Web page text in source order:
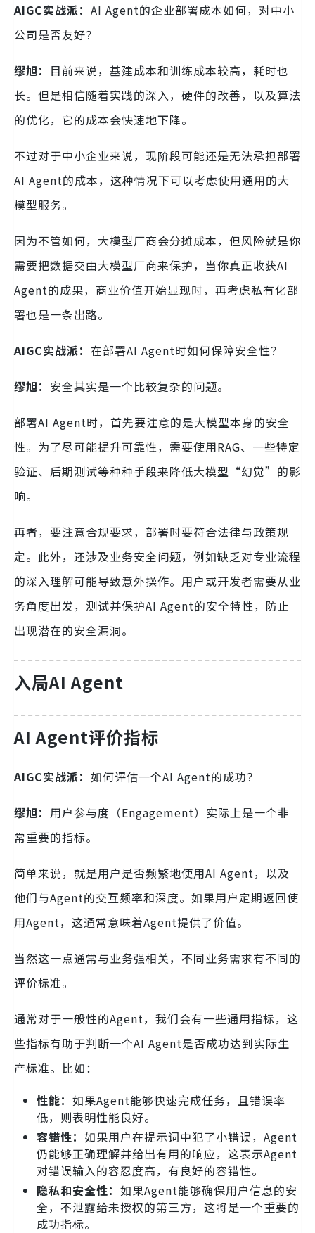
AIGC实战派： AI Agent的企业部署成本如何，对中小
公司是否友好？
缪旭： 目前来说，基建成本和训练成本较高，耗时也
长。但是相信随着实践的深入，硬件的改善，以及算法
的优化，它的成本会快速地下降。
不过对于中小企业来说，现阶段可能还是无法承担部署
AI Agent的成本，这种情况下可以考虑使用通用的大
模型服务。
因为不管如何，大模型厂商会分摊成本，但风险就是你
需要把数据交由大模型厂商来保护，当你真正收获AI
Agent的成果，商业价值开始显现时，再考虑私有化部
署也是一条出路。
AIGC实战派： 在部署AI Agent时如何保障安全性？
缪旭： 安全其实是一个比较复杂的问题。
部署AI Agent时，首先要注意的是大模型本身的安全
性。为了尽可能提升可靠性，需要使用RAG、一些特定
验证、后期测试等种种手段来降低大模型“幻觉”的影
响。
再者，要注意合规要求，部署时要符合法律与政策规
定。此外，还涉及业务安全问题，例如缺乏对专业流程
的深入理解可能导致意外操作。用户或开发者需要从业
务角度出发，测试并保护AI Agent的安全特性，防止
出现潜在的安全漏洞。
入局AI Agent
AI Agent评价指标
AIGC实战派： 如何评估一个AI Agent的成功？
缪旭： 用户参与度（Engagement）实际上是一个非
常重要的指标。
简单来说，就是用户是否频繁地使用AI Agent，以及
他们与Agent的交互频率和深度。如果用户定期返回使
用Agent，这通常意味着Agent提供了价值。
当然这一点通常与业务强相关，不同业务需求有不同的
评价标准。
通常对于一般性的Agent，我们会有一些通用指标，这
些指标有助于判断一个AI Agent是否成功达到实际生
产标准。比如：
性能： 如果Agent能够快速完成任务，且错误率
低，则表明性能良好。
容错性： 如果用户在提示词中犯了小错误，Agent
仍能够正确理解并给出有用的响应，这表示Agent
对错误输入的容忍度高，有良好的容错性。
隐私和安全性： 如果Agent能够确保用户信息的安
全，不泄露给未授权的第三方，这将是一个重要的
成功指标。